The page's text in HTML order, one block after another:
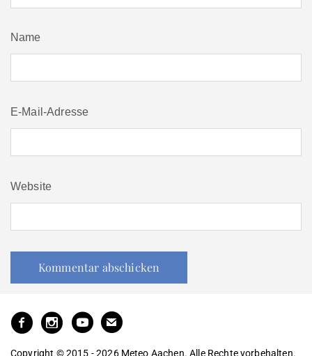
Name
E-Mail-Adresse
Website
Copyright © 2015 - 2026 Meteo Aachen. Alle Rechte vorbehalten.